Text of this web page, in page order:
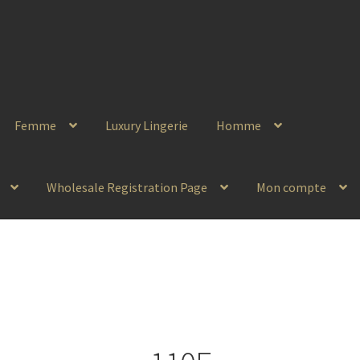
Femme Luxury Lingerie Homme
Wholesale Registration Page Mon compte